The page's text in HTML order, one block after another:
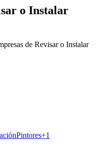
o Instalar
de Revisar o Instalar
Pintores+1